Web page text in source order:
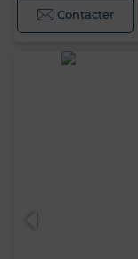
Contacter